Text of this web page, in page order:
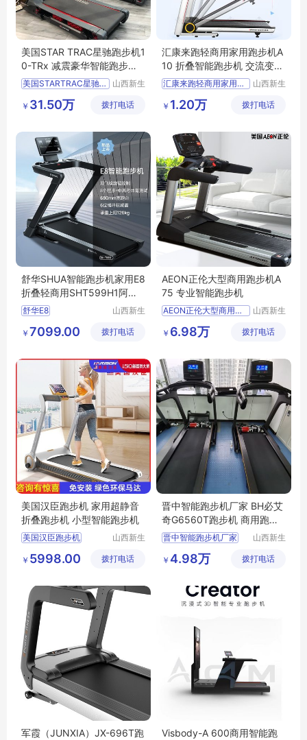
美国STAR TRAC星驰跑步机1
0-TRx 减震豪华智能跑步机
家用跑步机
美国STARTRAC星驰跑步机10
减震豪华智能跑步机
山西新生
材有限公
￥ 31.50万 拨打电话
汇康来跑轻商用家用跑步机A
10 折叠智能跑步机 交流变频
跑步机
汇康来跑轻商用家用跑步机A10
交流变频跑步机
山西新生
材有限公
￥ 1.20万 拨打电话
舒华SHUA智能跑步机家用E8
折叠轻商用SHT599H1阿波
罗减震
舒华E8
山西新生
材有限公
￥ 7099.00 拨打电话
AEON正伦大型商用跑步机A
75 专业智能跑步机
AEON正伦大型商用跑步机A75
山西新生
材有限公
￥ 6.98万 拨打电话
美国汉臣跑步机 家用超静音
折叠跑步机 小型智能跑步机
美国汉臣跑步机
小型智能跑步机
山西新生
材有限公
￥ 5998.00 拨打电话
晋中智能跑步机厂家 BH必艾
奇G6560T跑步机 商用跑步
机
晋中智能跑步机厂家
商用跑步机
山西新生
材有限公
￥ 4.98万 拨打电话
军霞（JUNXIA）JX-696T跑
Visbody-A 600商用智能跑